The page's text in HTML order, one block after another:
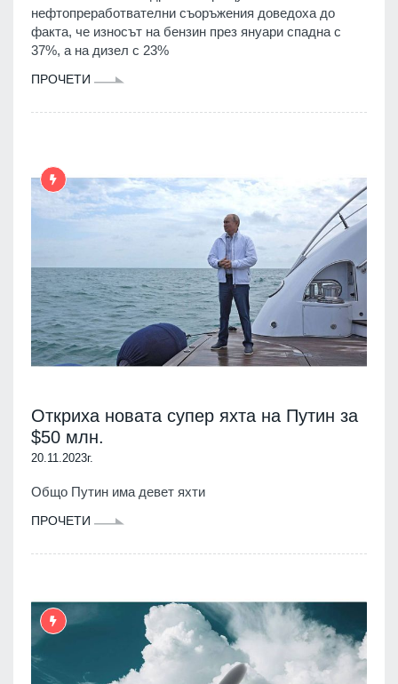
нефтопреработвателни съоръжения доведоха до
факта, че износът на бензин през януари спадна с
37%, а на дизел с 23%
ПРОЧЕТИ
Откриха новата супер яхта на Путин за
$50 млн.
20.11.2023г.
Общо Путин има девет яхти
ПРОЧЕТИ